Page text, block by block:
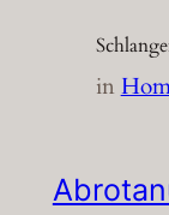
in